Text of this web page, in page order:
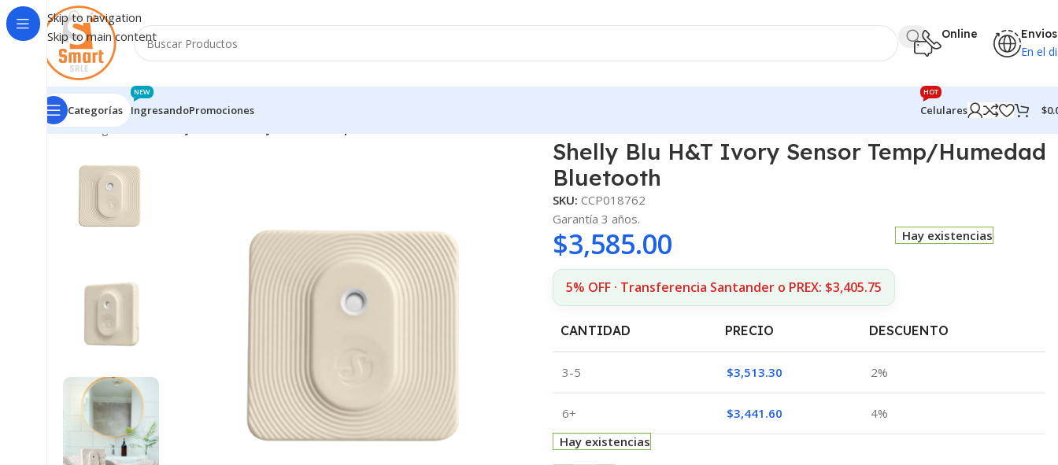
Skip to navigation
Skip to main content
Online Envios
En el
Categorías Ingresando
NEW
Promociones Celulares
HOT
$
Inicio/Ingresando
Shelly Blu H&T Ivory Sensor Temp/Humedad
Bluetooth
SKU: CCP018762
Garantía 3 años.
$3,585.00
5% OFF · Transferencia Santander o PREX: $3,405.75
Hay existencias
CANTIDAD PRECIO DESCUENTO
3-5 $3,513.30 2%
6+ $3,441.60
4%
Hay existencias